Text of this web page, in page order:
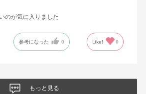
のが気に入りました
参考になった 0 Like! 0
もっと見る